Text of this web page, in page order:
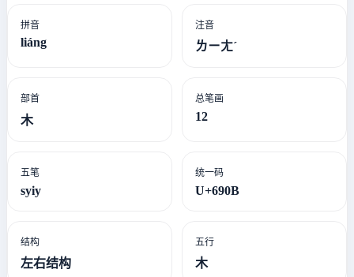
拼音
liáng
注音
ㄌㄧㄤˊ
部首
木
总笔画
12
五笔
syiy
统一码
U+690B
结构
左右结构
五行
木